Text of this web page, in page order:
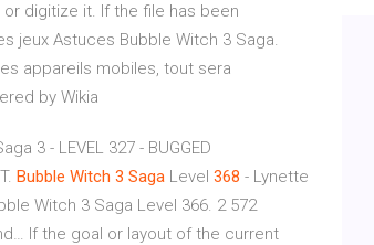
digitize it. If the file has been
jeux Astuces Bubble Witch 3 Saga.
appareils mobiles, tout sera
by Wikia
3 - LEVEL 327 - BUGGED
Bubble Witch 3 Saga Level 368 - Lynette
Witch 3 Saga Level 366. 2 572
If the goal or layout of the current